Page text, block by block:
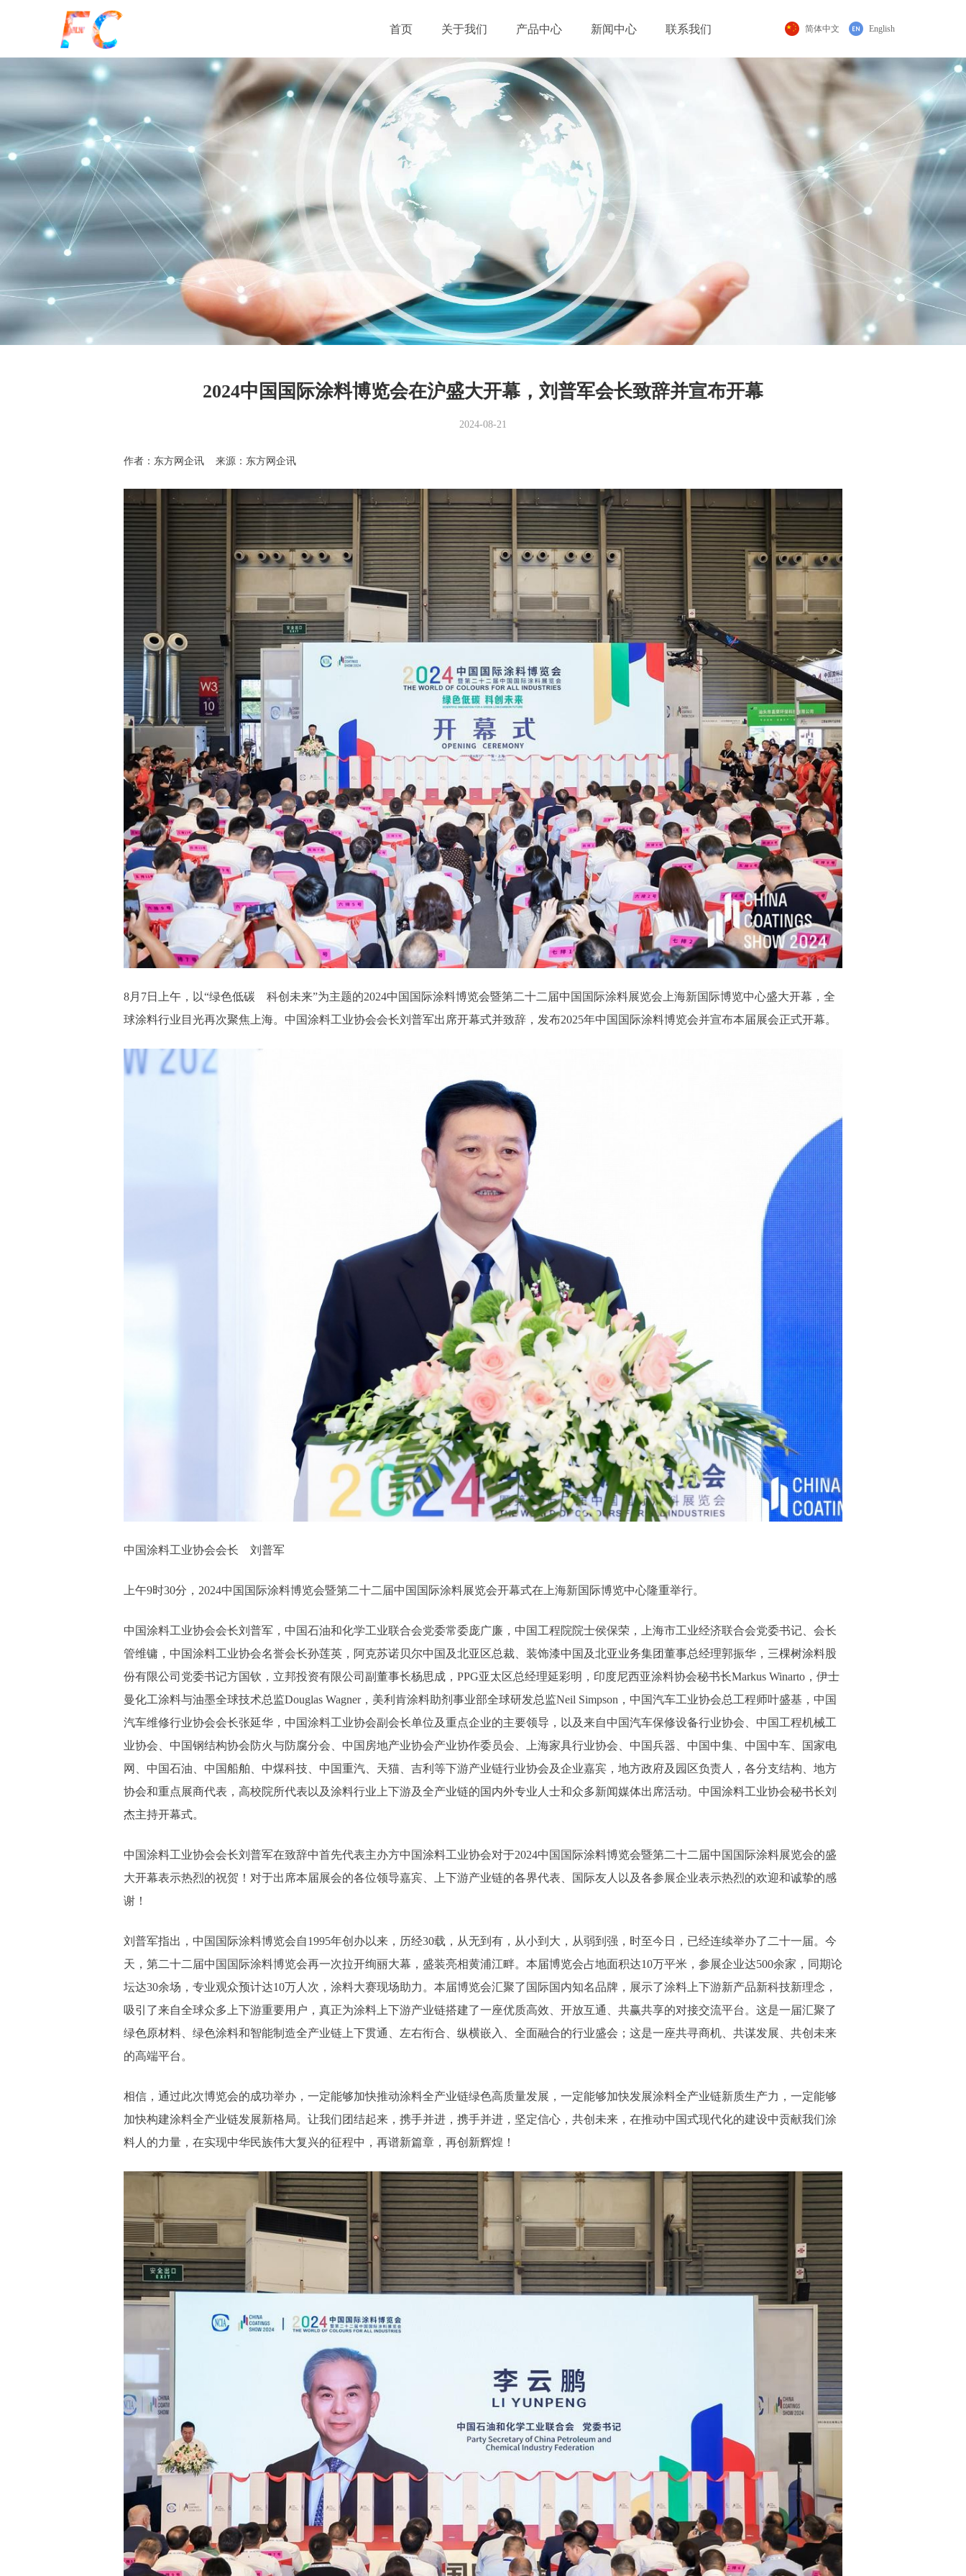
首页 关于我们 产品中心 新闻中心 联系我们 简体中文 English
作者：东方网企讯 来源：东方网企讯
8月7日上午，以“绿色低碳 科创未来”为主题的2024中国国际涂料博览会暨第二十二届中国国际涂料展览会上海新国际博览中心盛大开幕，全
球涂料行业目光再次聚焦上海。中国涂料工业协会会长刘普军出席开幕式并致辞，发布2025年中国国际涂料博览会并宣布本届展会正式开幕。
中国涂料工业协会会长 刘普军
上午9时30分，2024中国国际涂料博览会暨第二十二届中国国际涂料展览会开幕式在上海新国际博览中心隆重举行。
中国涂料工业协会会长刘普军，中国石油和化学工业联合会党委常委庞广廉，中国工程院院士侯保荣，上海市工业经济联合会党委书记、会长
管维镛，中国涂料工业协会名誉会长孙莲英，阿克苏诺贝尔中国及北亚区总裁、装饰漆中国及北亚业务集团董事总经理郭振华，三棵树涂料股
份有限公司党委书记方国钦，立邦投资有限公司副董事长杨思成，PPG亚太区总经理延彩明，印度尼西亚涂料协会秘书长Markus Winarto，伊士
曼化工涂料与油墨全球技术总监Douglas Wagner，美利肯涂料助剂事业部全球研发总监Neil Simpson，中国汽车工业协会总工程师叶盛基，中国
汽车维修行业协会会长张延华，中国涂料工业协会副会长单位及重点企业的主要领导，以及来自中国汽车保修设备行业协会、中国工程机械工
业协会、中国钢结构协会防火与防腐分会、中国房地产业协会产业协作委员会、上海家具行业协会、中国兵器、中国中集、中国中车、国家电
网、中国石油、中国船舶、中煤科技、中国重汽、天猫、吉利等下游产业链行业协会及企业嘉宾，地方政府及园区负责人，各分支结构、地方
协会和重点展商代表，高校院所代表以及涂料行业上下游及全产业链的国内外专业人士和众多新闻媒体出席活动。中国涂料工业协会秘书长刘
杰主持开幕式。
中国涂料工业协会会长刘普军在致辞中首先代表主办方中国涂料工业协会对于2024中国国际涂料博览会暨第二十二届中国国际涂料展览会的盛
大开幕表示热烈的祝贺！对于出席本届展会的各位领导嘉宾、上下游产业链的各界代表、国际友人以及各参展企业表示热烈的欢迎和诚挚的感
谢！
刘普军指出，中国国际涂料博览会自1995年创办以来，历经30载，从无到有，从小到大，从弱到强，时至今日，已经连续举办了二十一届。今
天，第二十二届中国国际涂料博览会再一次拉开绚丽大幕，盛装亮相黄浦江畔。本届博览会占地面积达10万平米，参展企业达500余家，同期论
坛达30余场，专业观众预计达10万人次，涂料大赛现场助力。本届博览会汇聚了国际国内知名品牌，展示了涂料上下游新产品新科技新理念，
吸引了来自全球众多上下游重要用户，真正为涂料上下游产业链搭建了一座优质高效、开放互通、共赢共享的对接交流平台。这是一届汇聚了
绿色原材料、绿色涂料和智能制造全产业链上下贯通、左右衔合、纵横嵌入、全面融合的行业盛会；这是一座共寻商机、共谋发展、共创未来
的高端平台。
相信，通过此次博览会的成功举办，一定能够加快推动涂料全产业链绿色高质量发展，一定能够加快发展涂料全产业链新质生产力，一定能够
加快构建涂料全产业链发展新格局。让我们团结起来，携手并进，携手并进，坚定信心，共创未来，在推动中国式现代化的建设中贡献我们涂
料人的力量，在实现中华民族伟大复兴的征程中，再谱新篇章，再创新辉煌！
2024中国国际涂料博览会在沪盛大开幕，刘普军会长致辞并宣布开幕
2024-08-21